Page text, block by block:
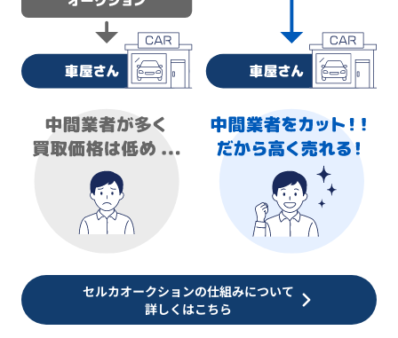
セルカオークションの仕組みについて
詳しくはこちら